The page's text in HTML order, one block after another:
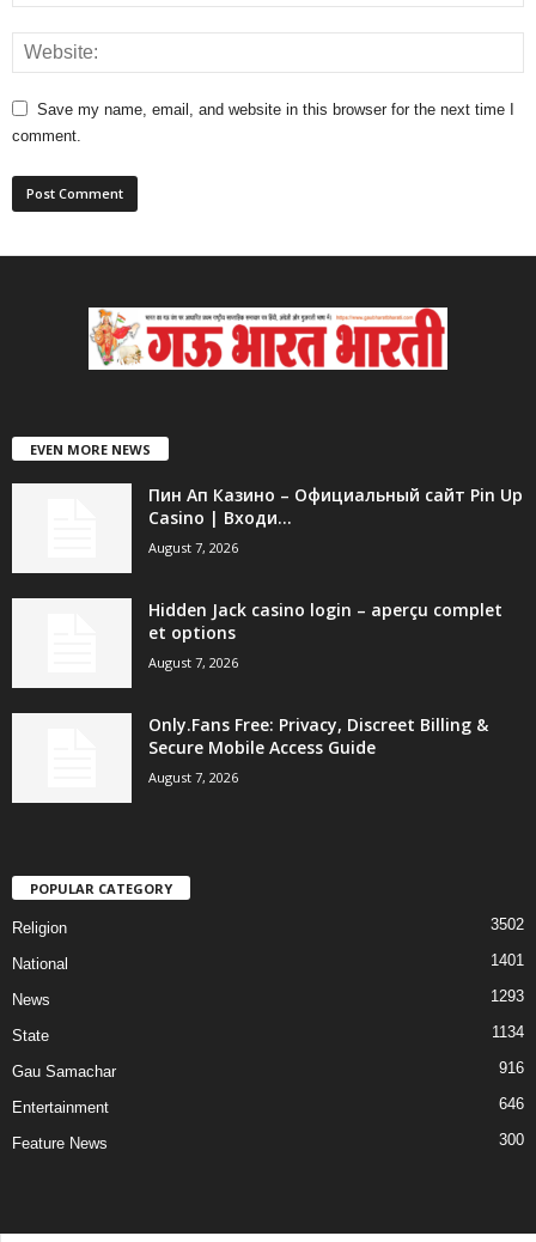
Save my name, email, and website in this browser for the next time I
comment.
EVEN MORE NEWS
Пин Ап Казино – Официальный сайт Pin Up
Casino | Входи...
August 7, 2026
Hidden Jack casino login – aperçu complet
et options
August 7, 2026
Only.Fans Free: Privacy, Discreet Billing &
Secure Mobile Access Guide
August 7, 2026
POPULAR CATEGORY
Religion 3502
National 1401
News 1293
State 1134
Gau Samachar 916
Entertainment 646
Feature News 300